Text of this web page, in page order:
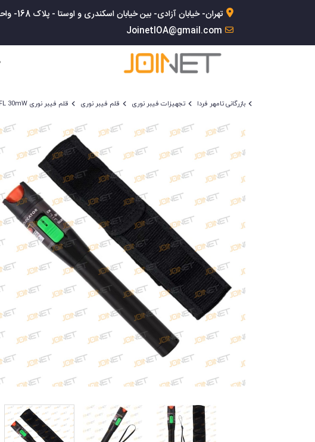
تهران- خیابان آزادی- بین خیابان اسکندری و اوستا - پلاک 168- واحد 6
JoinetIOA@gmail.com
بازرگانی تامهر فردا تجهیزات فیبر نوری قلم فیبر نوری قلم فیبر نوری VFL 30mW